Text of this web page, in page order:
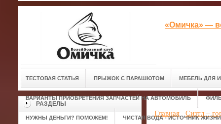
«Омичка» —
ТЕСТОВАЯ СТАТЬЯ ПРЫЖОК С ПАРАШЮТОМ МЕБЕЛЬ ДЛЯ
ВАРИАНТЫ ПРИОБРЕТЕНИЯ ЗАПЧАСТЕЙ НА АВТОМОБИЛЬ
НУЖНЫ ДЕНЬГИ? ПОМОЖЕМ! ЧИСТАЯ ВОДА - ИСТОЧНИК ЖИЗНИ
РАЗДЕЛЫ
Главная Сиэтл –